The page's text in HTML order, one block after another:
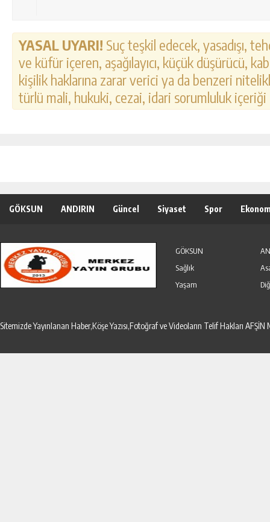
YASAL UYARI! Suç teşkil edecek, yasadışı,
ve küfür içeren, aşağılayıcı, küçük düşürücü,
kişilik haklarına zarar verici ya da benzeri
türlü mali, hukuki, cezai, idari sorumluluk
GÖKSUN ANDIRIN Güncel Siyaset Spor
GÖKSUN
Sağlık
Yaşam
Sitemizde Yayınlanan Haber,Köşe Yazısı,Fotoğraf ve Videoların Telif Hakları